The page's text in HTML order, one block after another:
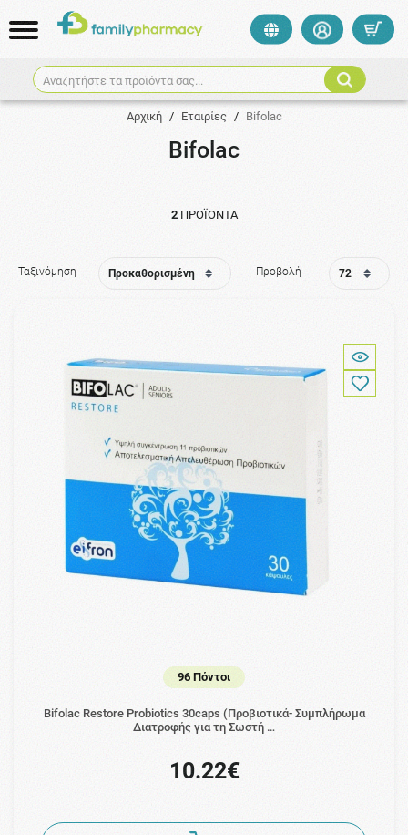
Αναζητήστε τα προϊόντα σας...
Αρχική / Εταιρίες / Bifolac
Bifolac
2ΠΡΟΪΌΝΤΑ
Ταξινόμηση Προβολή
96 Πόντοι
Bifolac Restore Probiotics 30caps (Προβιοτικά- Συμπλήρωμα
Διατροφής για τη Σωστή …
10.22€